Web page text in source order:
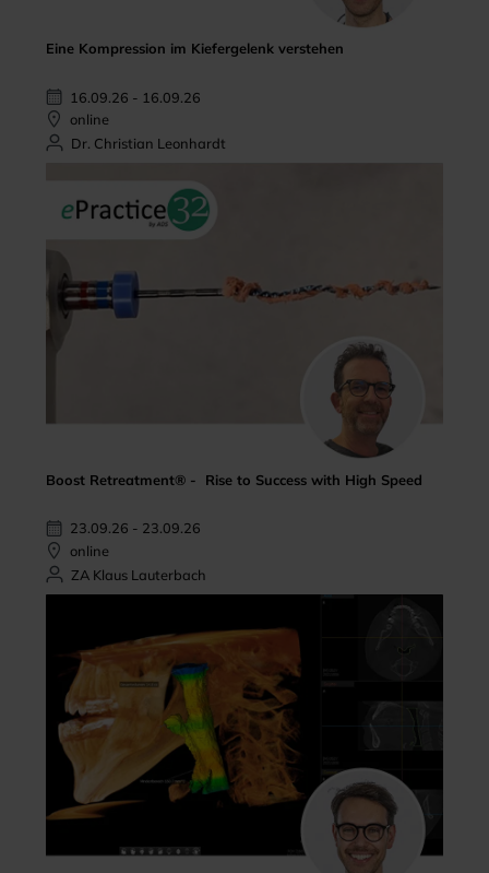
Eine Kompression im Kiefergelenk verstehen
16.09.26 - 16.09.26
online
Dr. Christian Leonhardt
Boost Retreatment® - Rise to Success with High Speed
23.09.26 - 23.09.26
online
ZA Klaus Lauterbach